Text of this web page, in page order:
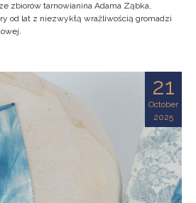
zbiorów tarnowianina Adama Ząbka,
od lat z niezwykłą wrażliwością gromadzi
21
October
2025